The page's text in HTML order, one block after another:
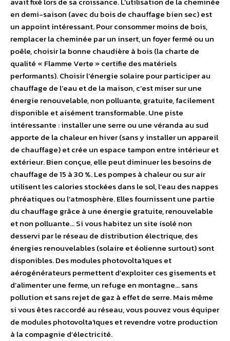
en demi-saison (avec du bois de chauffage bien sec) est
un appoint intéressant. Pour consommer moins de bois,
remplacer la cheminée par un insert, un foyer fermé ou un
poêle, choisir la bonne chaudière à bois (la charte de
qualité « Flamme Verte » certifie des matériels
performants). Choisir l’énergie solaire pour participer au
chauffage de l’eau et de la maison, c’est miser sur une
énergie renouvelable, non polluante, gratuite, facilement
disponible et aisément transformable. Une piste
intéressante : installer une serre ou une véranda au sud
apporte de la chaleur en hiver (sans y installer un appareil
de chauffage) et crée un espace tampon entre intérieur et
extérieur. Bien conçue, elle peut diminuer les besoins de
chauffage de 15 à 30 %. Les pompes à chaleur ou sur air
utilisent les calories stockées dans le sol, l’eau des nappes
phréatiques ou l’atmosphère. Elles fournissent une partie
du chauffage grâce à une énergie gratuite, renouvelable
et non polluante… Si vous habitez un site isolé non
desservi par le réseau de distribution électrique, des
énergies renouvelables (solaire et éolienne surtout) sont
disponibles. Des modules photovoltaïques et
aérogénérateurs permettent d’exploiter ces gisements et
d’alimenter une ferme, un refuge en montagne… sans
pollution et sans rejet de gaz à effet de serre. Mais même
si vous êtes raccordé au réseau, vous pouvez vous équiper
de modules photovoltaïques et revendre votre production
à la compagnie d’électricité.